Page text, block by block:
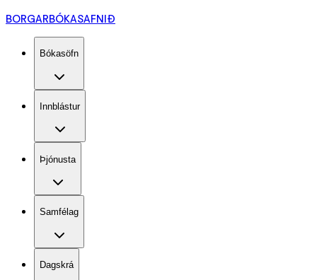
BORGARBÓKASAFNIÐ
Bókasöfn
Innblástur
Þjónusta
Samfélag
Dagskrá